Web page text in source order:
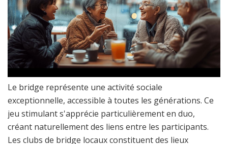
Le bridge représente une activité sociale
exceptionnelle, accessible à toutes les générations. Ce
jeu stimulant s'apprécie particulièrement en duo,
créant naturellement des liens entre les participants.
Les clubs de bridge locaux constituent des lieux